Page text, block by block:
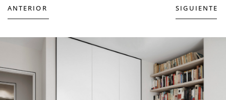
ANTERIOR SIGUIENTE